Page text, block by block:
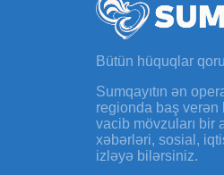
Bütün hüquqlar
Sumqayıtın ən
regionda baş
vacib mövzuları bir
xəbərləri, sosial,
izləyə bilərsiniz.